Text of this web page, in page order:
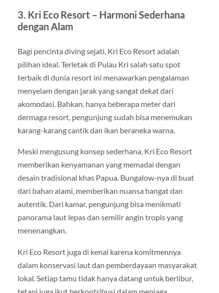
3. Kri Eco Resort – Harmoni Sederhana
dengan Alam
Bagi pencinta diving sejati, Kri Eco Resort adalah
pilihan ideal. Terletak di Pulau Kri salah satu spot
terbaik di dunia resort ini menawarkan pengalaman
menyelam dengan jarak yang sangat dekat dari
akomodasi. Bahkan, hanya beberapa meter dari
dermaga resort, pengunjung sudah bisa menemukan
karang-karang cantik dan ikan beraneka warna.
Meski mengusung konsep sederhana, Kri Eco Resort
memberikan kenyamanan yang memadai dengan
desain tradisional khas Papua. Bungalow-nya di buat
dari bahan alami, memberikan nuansa hangat dan
autentik. Dari kamar, pengunjung bisa menikmati
panorama laut lepas dan semilir angin tropis yang
menenangkan.
Kri Eco Resort juga di kenal karena komitmennya
dalam konservasi laut dan pemberdayaan masyarakat
lokal. Setiap tamu tidak hanya datang untuk berlibur,
tetapi juga ikut berkontribusi dalam menjaga